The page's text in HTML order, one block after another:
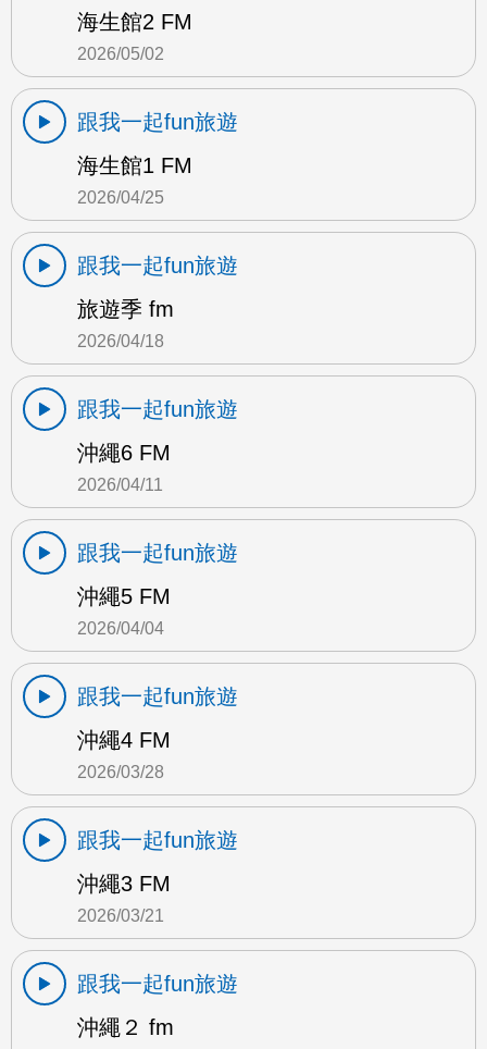
海生館2 FM
2026/05/02
跟我一起fun旅遊
海生館1 FM
2026/04/25
跟我一起fun旅遊
旅遊季 fm
2026/04/18
跟我一起fun旅遊
沖繩6 FM
2026/04/11
跟我一起fun旅遊
沖繩5 FM
2026/04/04
跟我一起fun旅遊
沖繩4 FM
2026/03/28
跟我一起fun旅遊
沖繩3 FM
2026/03/21
跟我一起fun旅遊
沖繩２ fm